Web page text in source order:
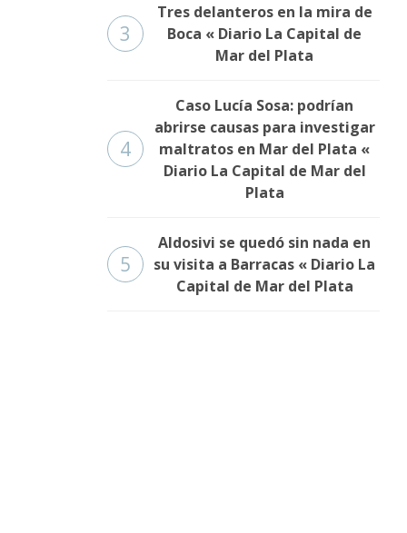
3
Tres delanteros en la mira de
Boca « Diario La Capital de
Mar del Plata
4
Caso Lucía Sosa: podrían
abrirse causas para investigar
maltratos en Mar del Plata «
Diario La Capital de Mar del
Plata
5
Aldosivi se quedó sin nada en
su visita a Barracas « Diario La
Capital de Mar del Plata